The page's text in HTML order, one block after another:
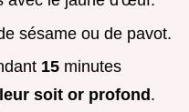
sésame ou de pavot.
15 minutes
soit or profond .